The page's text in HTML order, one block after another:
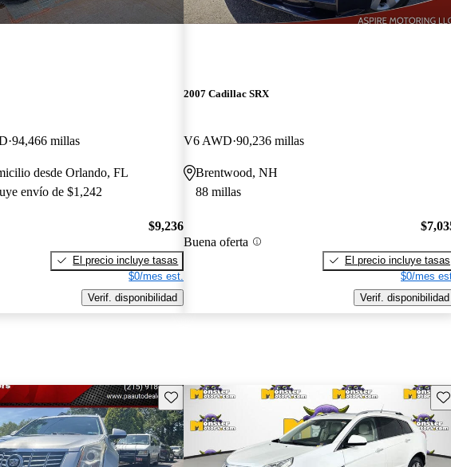
94,466 millas
desde Orlando, FL
envío de $1,242
$9,236
El precio incluye tasas
$0/mes est.
Verif. disponibilidad
2007 Cadillac SRX
V6 AWD 90,236 millas
Brentwood, NH
88 millas
Buena oferta
El precio incluye tasas
$0/mes
Verif. disponibilidad
Guarda este Aviso